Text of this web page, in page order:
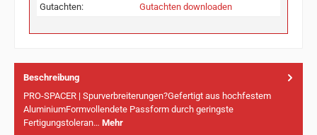
Gutachten: Gutachten downloaden
Beschreibung
PRO-SPACER | Spurverbreiterungen?Gefertigt aus hochfestem
AluminiumFormvollendete Passform durch geringste
Fertigungstoleran… Mehr